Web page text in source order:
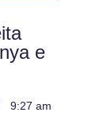
e
9:27 am